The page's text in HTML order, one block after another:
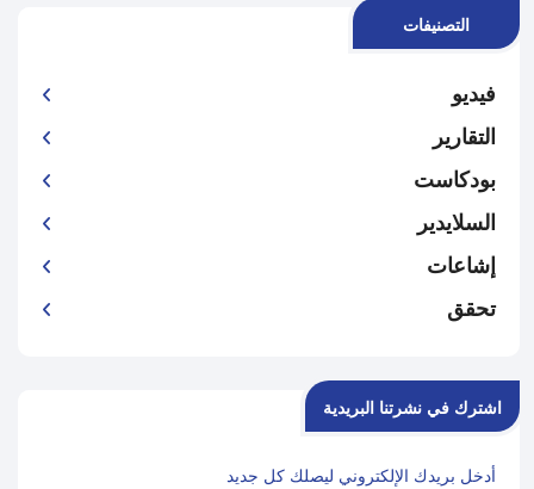
التصنيفات
فيديو
التقارير
بودكاست
السلايدير
إشاعات
تحقق
اشترك في نشرتنا البريدية
أدخل بريدك الإلكتروني ليصلك كل جديد